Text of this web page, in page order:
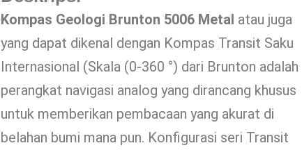
Kompas Geologi Brunton 5006 Metal atau juga
yang dapat dikenal dengan Kompas Transit Saku
Internasional (Skala (0-360 °) dari Brunton adalah
perangkat navigasi analog yang dirancang khusus
untuk memberikan pembacaan yang akurat di
belahan bumi mana pun. Konfigurasi seri Transit